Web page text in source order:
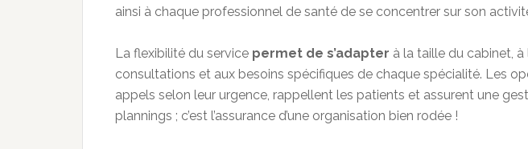
ainsi à chaque professionnel de santé de se concentrer sur son
La flexibilité du service permet de s’adapter à la taille du cabinet,
consultations et aux besoins spécifiques de chaque spécialité. Les
appels selon leur urgence, rappellent les patients et assurent une
plannings ; c’est l’assurance d’une organisation bien rodée !